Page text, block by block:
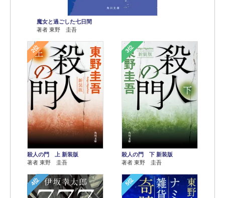
魔女と過ごした七日間
著者 東野 圭吾
2位
殺人の門 上 新装版
著者 東野 圭吾
3位
殺人の門 下 新装版
著者 東野 圭吾
4位 5位